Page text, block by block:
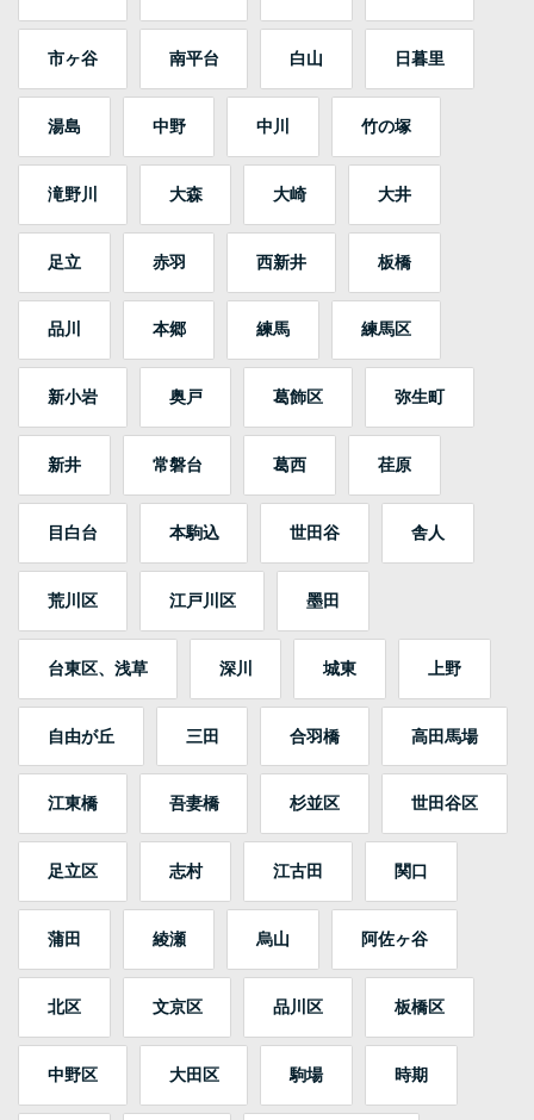
市ヶ谷 南平台 白山 日暮里
湯島 中野 中川 竹の塚
滝野川 大森 大崎 大井
足立 赤羽 西新井 板橋
品川 本郷 練馬 練馬区
新小岩 奥戸 葛飾区 弥生町
新井 常磐台 葛西 荏原
目白台 本駒込 世田谷 舎人
荒川区 江戸川区 墨田
台東区、浅草 深川 城東 上野
自由が丘 三田 合羽橋 高田馬場
江東橋 吾妻橋 杉並区 世田谷区
足立区 志村 江古田 関口
蒲田 綾瀬 烏山 阿佐ヶ谷
北区 文京区 品川区 板橋区
中野区 大田区 駒場 時期